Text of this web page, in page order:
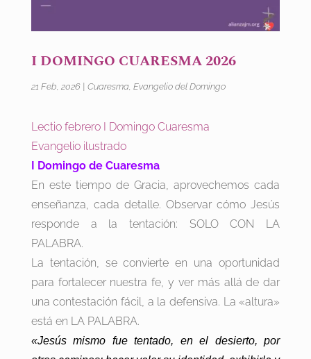
I DOMINGO CUARESMA 2026
21 Feb, 2026| Cuaresma, Evangelio del Domingo
Lectio febrero I Domingo Cuaresma
Evangelio ilustrado
I Domingo de Cuaresma
En este tiempo de Gracia, aprovechemos cada
enseñanza, cada detalle. Observar cómo Jesús
responde a la tentación: SOLO CON LA
PALABRA.
La tentación, se convierte en una oportunidad
para fortalecer nuestra fe, y ver más allá de dar
una contestación fácil, a la defensiva. La «altura»
está en LA PALABRA.
«Jesús mismo fue tentado, en el desierto, por